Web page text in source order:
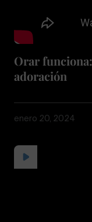
Orar
adoración
enero 20, 2024